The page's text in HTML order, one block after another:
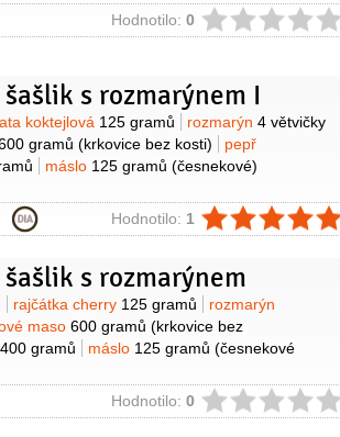
1 kus okurka salátová1 kus
ocet
Hodnotilo: 0
s rozmarýnem I
koktejlová 125 gramů rozmarýn 4 větvičky
gramů (krkovice bez kosti)
pepř
máslo 125 gramů (česnekové)
Hodnotilo: 1
s rozmarýnem
rajčátka cherry 125 gramů
rozmarýn
maso 600 gramů (krkovice bez
400 gramů máslo 125 gramů (česnekové
Hodnotilo: 0